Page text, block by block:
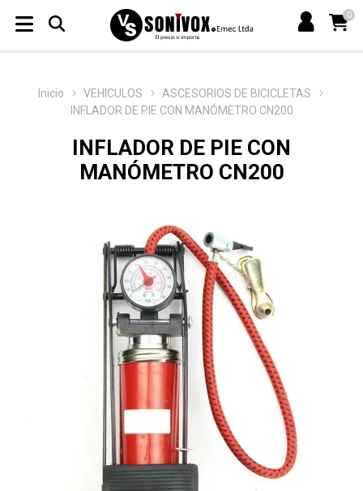
0
Inicio VEHICULOS
ASCESORIOS DE BICICLETAS
INFLADOR DE PIE CON MANÓMETRO CN200
INFLADOR DE PIE CON
MANÓMETRO CN200